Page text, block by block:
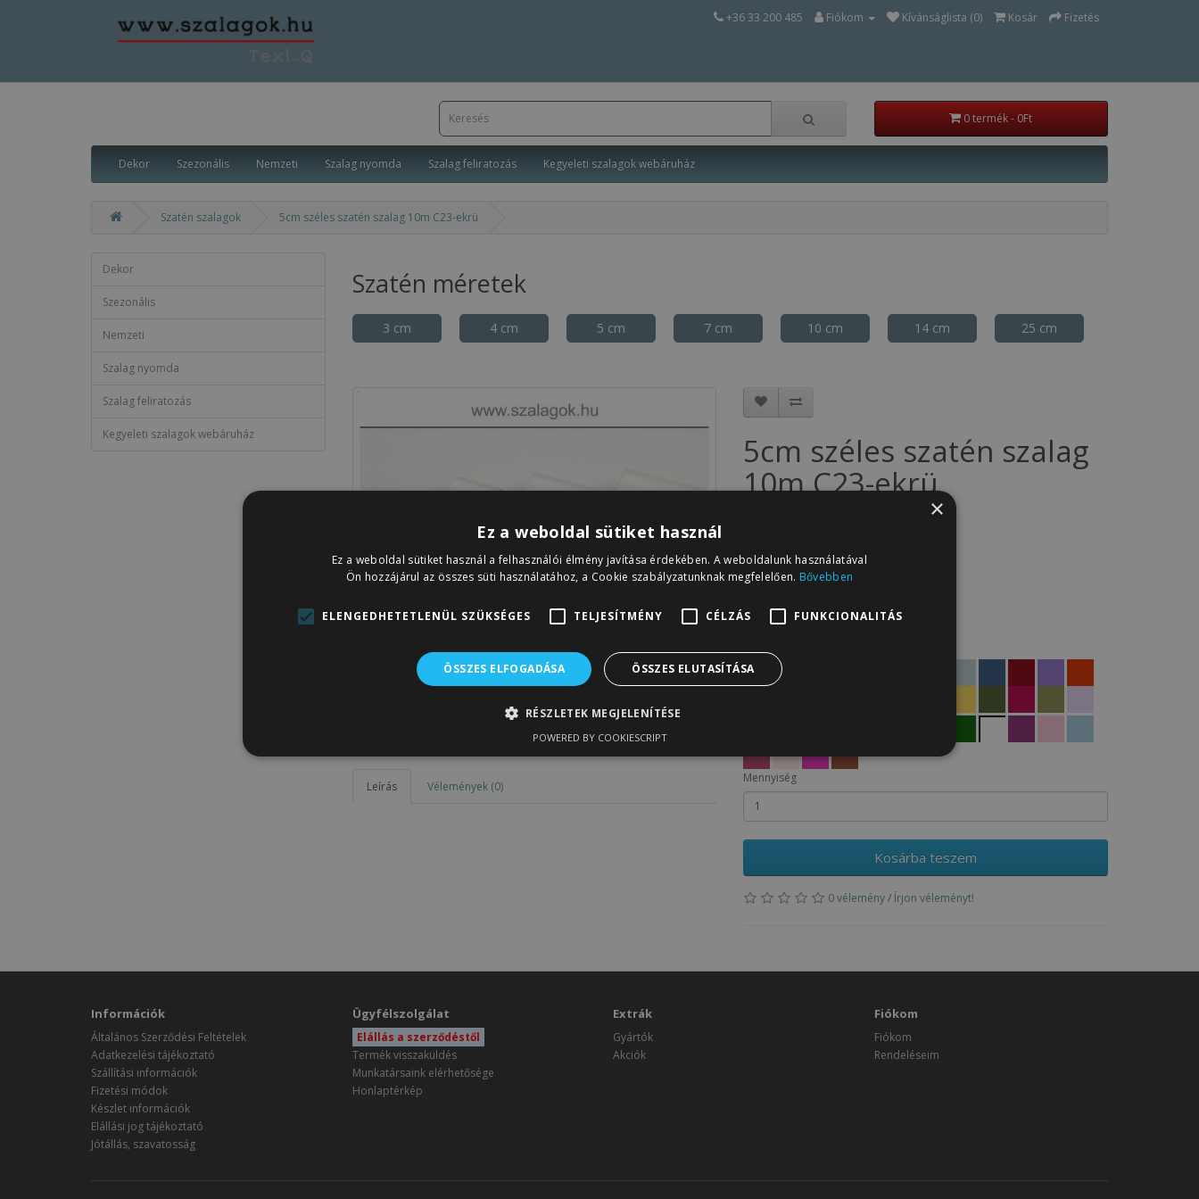
+36 33 200 485 Fiókom Kívánságlista (0) Kosár Fizetés
0 termék - 0Ft
Dekor Szezonális Nemzeti Szalag nyomda Szalag feliratozás Kegyeleti szalagok webáruház
Szatén szalagok 5cm széles szatén szalag 10m C23-ekrü
Dekor
Szezonális
Nemzeti
Szalag nyomda
Szalag feliratozás
Kegyeleti szalagok webáruház
Szatén méretek
3 cm 4 cm 5 cm 7 cm 10 cm 14 cm 25 cm
Leírás Vélemények (0)
5cm széles szatén szalag
10m C23-ekrü
780Ft
Nettó ár:
Mennyiség
Kosárba teszem
0 vélemény/ Írjon véleményt!
Információk
Általános Szerződési Feltételek
Adatkezelési tájékoztató
Szállítási információk
Fizetési módok
Készlet információk
Elállási jog tájékoztató
Jótállás, szavatosság
Ügyfélszolgálat
Elállás a szerződéstől
Termék visszaküldés
Munkatársaink elérhetősége
Honlaptérkép
Extrák
Gyártók
Akciók
Fiókom
Fiókom
Rendeléseim
×
Ez a weboldal sütiket használ
Ez a weboldal sütiket használ a felhasználói élmény javítása érdekében. A weboldalunk használatával
Ön hozzájárul az összes süti használatához, a Cookie szabályzatunknak megfelelően. Bővebben
ELENGEDHETETLENÜL SZÜKSÉGES TELJESÍTMÉNY CÉLZÁS FUNKCIONALITÁS
ÖSSZES ELFOGADÁSA ÖSSZES ELUTASÍTÁSA
RÉSZLETEK MEGJELENÍTÉSE
POWERED BY COOKIESCRIPT